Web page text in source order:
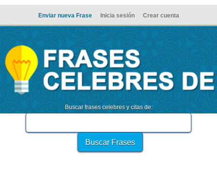
Enviar nueva Frase Inicia sesión Crear cuenta
Buscar frases celebres y citas de: